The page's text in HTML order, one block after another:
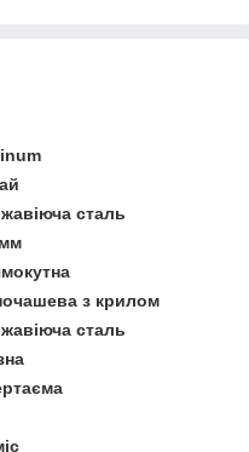
сталь
з крилом
сталь